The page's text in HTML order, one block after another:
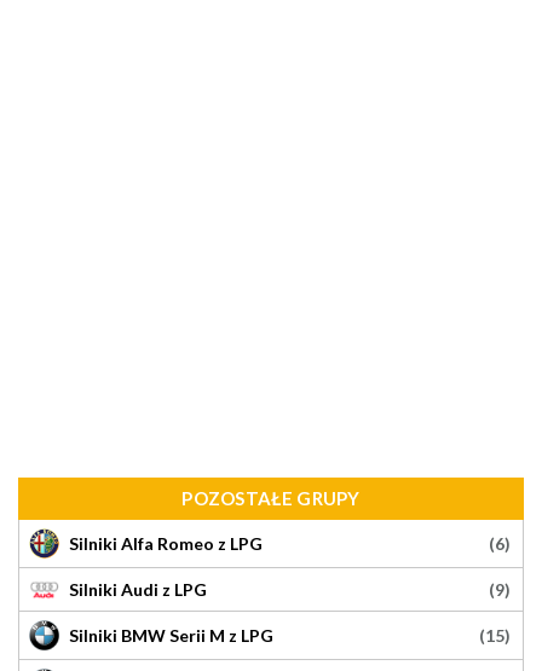
POZOSTAŁE GRUPY
Silniki Alfa Romeo z LPG (6)
Silniki Audi z LPG (9)
Silniki BMW Serii M z LPG (15)